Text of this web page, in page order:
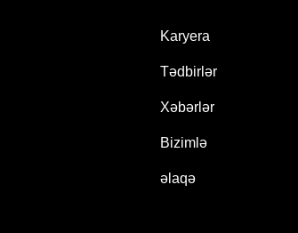
Karyera
Tədbirlər
Xəbərlər
Bizimlə
əlaqə